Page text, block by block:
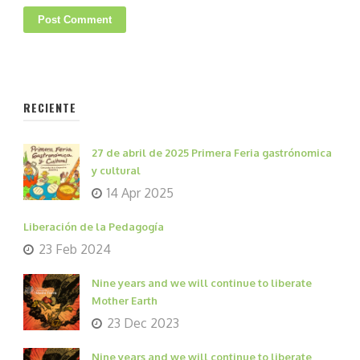
RECIENTE
27 de abril de 2025 Primera Feria gastrónomica
y cultural
14 Apr 2025
Liberación de la Pedagogía
23 Feb 2024
Nine years and we will continue to liberate
Mother Earth
23 Dec 2023
Nine years and we will continue to liberate